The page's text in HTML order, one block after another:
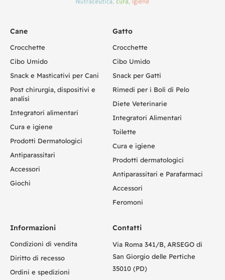
Cane
Crocchette
Cibo Umido
Snack e Masticativi per Cani
Post chirurgia, dispositivi e
analisi
Integratori alimentari
Cura e igiene
Prodotti Dermatologici
Antiparassitari
Accessori
Giochi
Gatto
Crocchette
Cibo Umido
Snack per Gatti
Rimedi per i Boli di Pelo
Diete Veterinarie
Integratori Alimentari
Toilette
Cura e igiene
Prodotti dermatologici
Antiparassitari e Parafarmaci
Accessori
Feromoni
Informazioni
Condizioni di vendita
Diritto di recesso
Ordini e spedizioni
Contatti
Via Roma 341/B, ARSEGO di
San Giorgio delle Pertiche
35010 (PD)